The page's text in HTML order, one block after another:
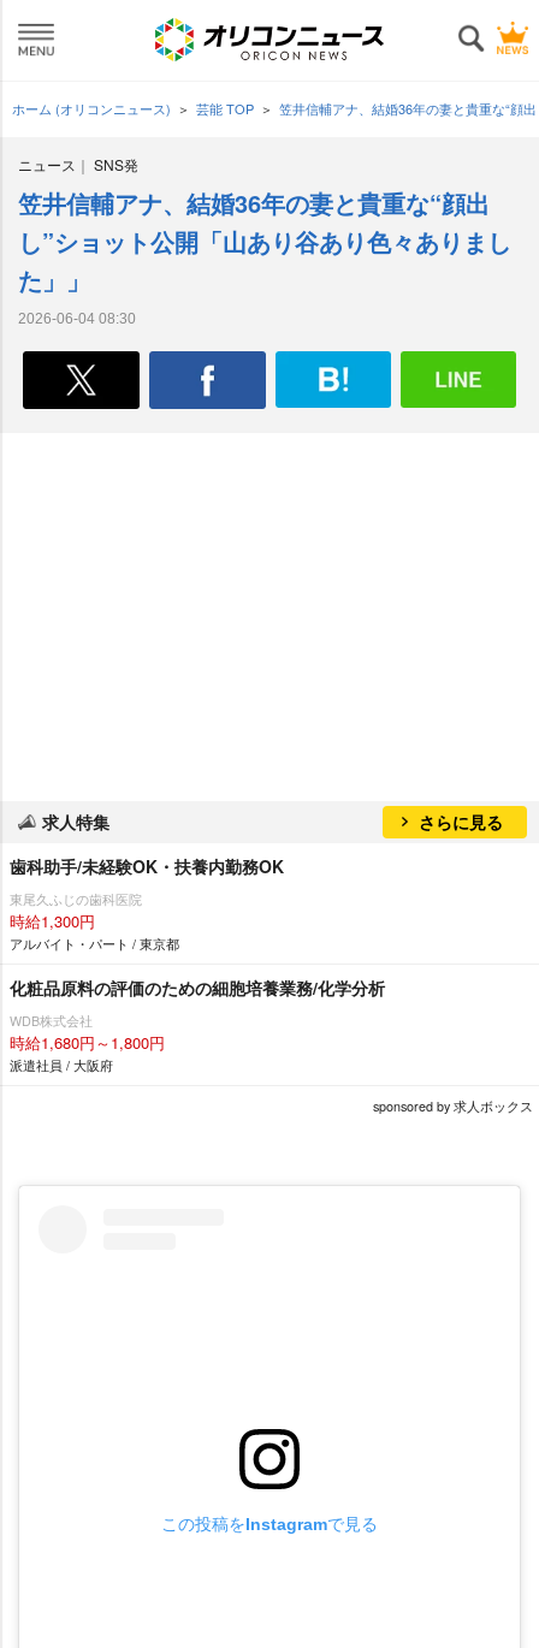
ホーム (オリコンニュース) 芸能 TOP 笠井信輔アナ、結婚36年の妻と貴重な“顔
ニュース SNS発
笠井信輔アナ、結婚36年の妻と貴重な“顔出
し”ショット公開「山あり谷あり色々ありまし
た」」
2026-06-04 08:30
求人特集
さらに見る
歯科助手/未経験OK・扶養内勤務OK
東尾久ふじの歯科医院
時給1,300円
アルバイト・パート / 東京都
化粧品原料の評価のための細胞培養業務/化学分析
WDB株式会社
時給1,680円～1,800円
派遣社員 / 大阪府
sponsored by 求人ボックス
この投稿をInstagramで見る